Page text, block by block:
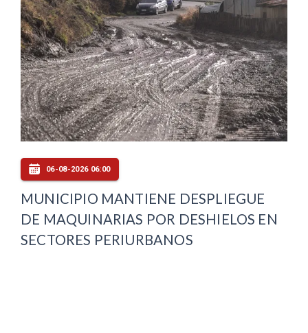
06-08-2026 06:00
MUNICIPIO MANTIENE DESPLIEGUE
DE MAQUINARIAS POR DESHIELOS EN
SECTORES PERIURBANOS